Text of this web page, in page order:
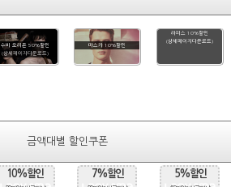
수비 오리온 50%할인
(상세페이지다운로드)
마스카 10%할인
라피스 10%할인
(상세페이지다운로드)
금액대별 할인쿠폰
10%할인 7%할인 5%할인